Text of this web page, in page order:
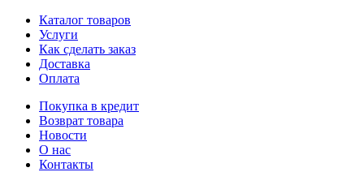
Каталог товаров
Услуги
Как сделать заказ
Доставка
Оплата
Покупка в кредит
Возврат товара
Новости
О нас
Контакты